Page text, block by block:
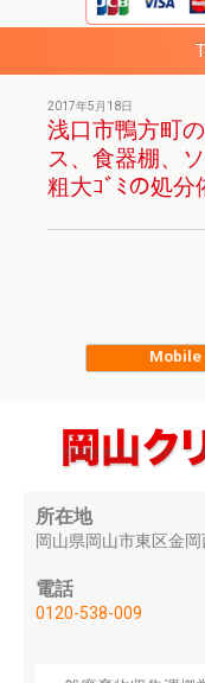
2017年5月18日
浅口市鴨方町
ス、食器棚、
粗大ｺﾞﾐの処分
Mobile
所在地
岡山県岡山市東区金
電話
0120-538-009